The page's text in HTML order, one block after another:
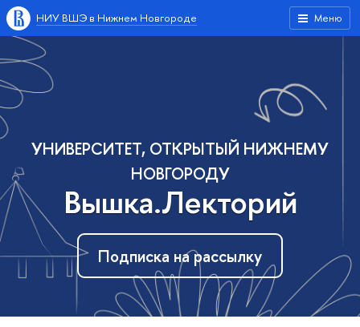
Меню
НИУ ВШЭ в Нижнем Новгороде
УНИВЕРСИТЕТ, ОТКРЫТЫЙ НИЖНЕМУ
НОВГОРОДУ
Вышка.Лекторий
Подписка на рассылку